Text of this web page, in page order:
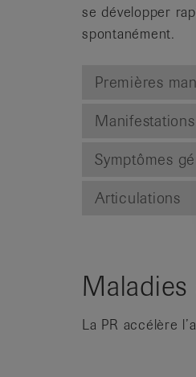
se développer
spontanément.
Premières
Symptômes
Articulations
Maladies
La PR accélère